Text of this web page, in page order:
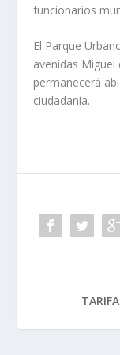
funcionarios
El Parque
avenidas
permanecerá
ciudadanía.